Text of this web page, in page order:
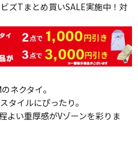
ズTまとめ買いSALE実施中！対
ネクタイ。
タイルにぴったり。
よい重厚感がVゾーンを彩りま